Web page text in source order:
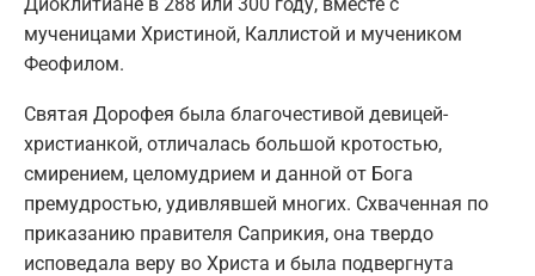
мученицами Христиной, Каллистой и мучеником
Феофилом.
Святая Дорофея была благочестивой девицей-
христианкой, отличалась большой кротостью,
смирением, целомудрием и данной от Бога
премудростью, удивлявшей многих. Схваченная по
приказанию правителя Саприкия, она твердо
исповедала веру во Христа и была подвергнута